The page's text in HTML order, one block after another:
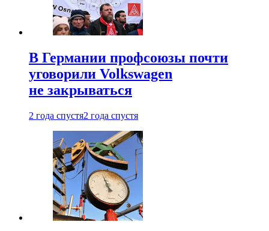
В Германии профсоюзы почти
уговорили Volkswagen
не закрываться
2 года спустя2 года спустя